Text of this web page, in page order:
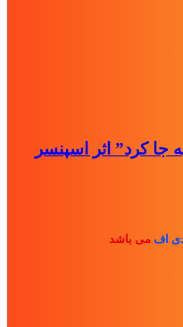
جا کرد” اثر اسپنسر
اف می باشد